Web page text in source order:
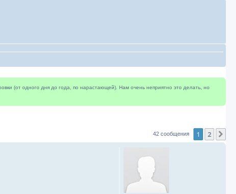
(от одного дня до года, по нарастающей). Нам очень неприятно это делать, но
42 сообщения 1 2